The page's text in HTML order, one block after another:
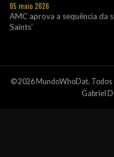
05 maio 2026
AMC aprova a sequência da
Saints’
© 2026 MundoWhoDat. Todos
Gabriel